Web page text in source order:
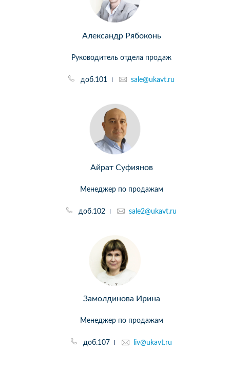
Александр Рябоконь
Руководитель отдела продаж
доб.101 sale@ukavt.ru
Айрат Суфиянов
Менеджер по продажам
доб.102 sale2@ukavt.ru
Замолдинова Ирина
Менеджер по продажам
доб.107 liv@ukavt.ru